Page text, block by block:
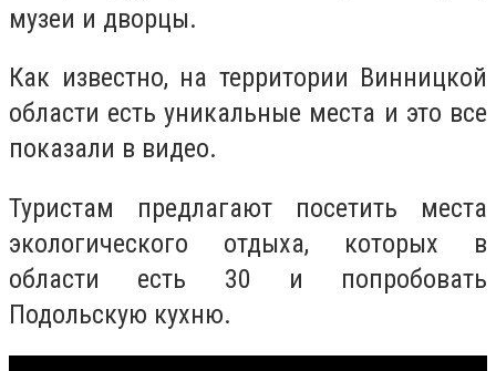
музеи и дворцы.
Как известно, на территории Винницкой
области есть уникальные места и это все
показали в видео.
Туристам предлагают посетить места
экологического отдыха, которых в
области есть 30 и попробовать
Подольскую кухню.